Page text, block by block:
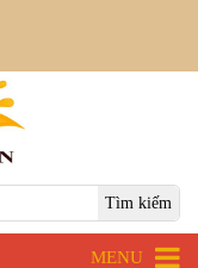
MENU